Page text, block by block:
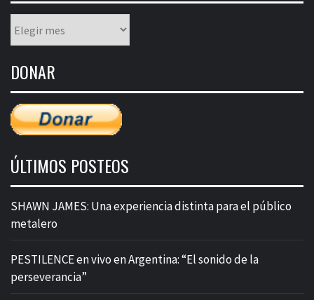
mensual
entradas
DONAR
ÚLTIMOS POSTEOS
SHAWN JAMES: Una experiencia distinta para el público
metalero
PESTILENCE en vivo en Argentina: “El sonido de la
perseverancia”